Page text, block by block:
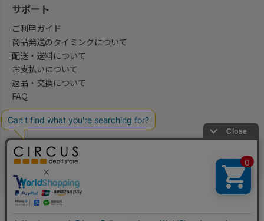
会社概要/お問合せ先
サポート
ご利用ガイド
商品発送のタイミングについて
配送・送料について
お支払いについて
返品・交換について
FAQ
法律に基づく表示 プライバシーポリシー
©2004-2026 子供服・キッズ服の通販Circus All Rights reserved.